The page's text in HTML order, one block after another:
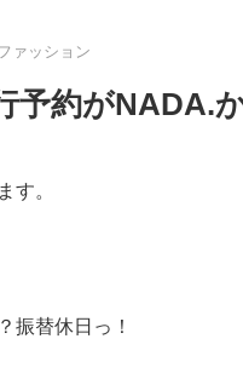
ァッション
予約がNADA.か
す。
振替休日っ！